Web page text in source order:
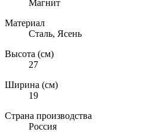
Магнит
Материал
Сталь, Ясень
Высота (см)
27
Ширина (см)
19
Страна производства
Россия